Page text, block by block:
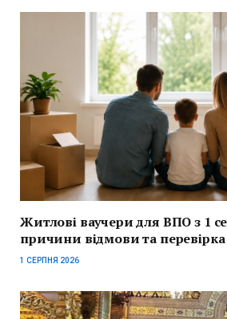
Житлові ваучери для ВПО з 1
причини відмови та
1 СЕРПНЯ 2026